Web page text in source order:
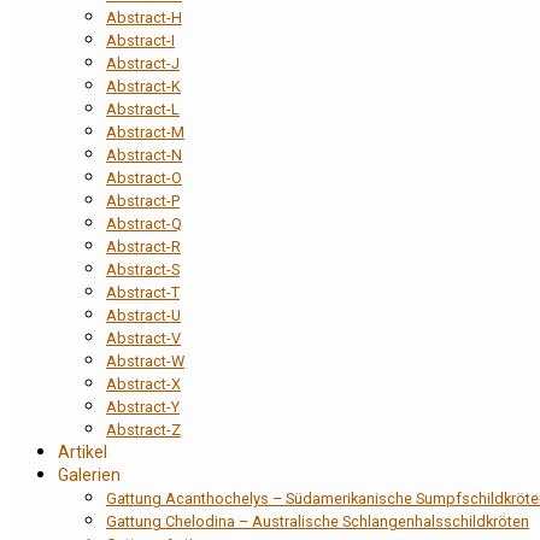
Abstract-H
Abstract-I
Abstract-J
Abstract-K
Abstract-L
Abstract-M
Abstract-N
Abstract-O
Abstract-P
Abstract-Q
Abstract-R
Abstract-S
Abstract-T
Abstract-U
Abstract-V
Abstract-W
Abstract-X
Abstract-Y
Abstract-Z
Artikel
Galerien
Gattung Acanthochelys – Südamerikanische
Gattung Chelodina – Australische Schlangenhalsschildkröten